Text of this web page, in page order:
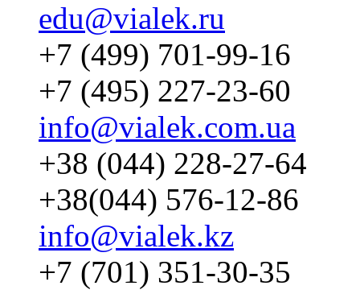
edu@vialek.ru
+7 (499) 701-99-16
+7 (495) 227-23-60
info@vialek.com.ua
+38 (044) 228-27-64
+38(044) 576-12-86
info@vialek.kz
+7 (701) 351-30-35